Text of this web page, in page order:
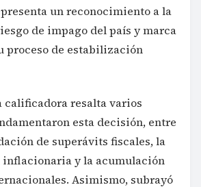
un reconocimiento a la
de impago del país y marca
proceso de estabilización
calificadora resalta varios
esta decisión, entre
de superávits fiscales, la
inflacionaria y la acumulación
Asimismo, subrayó